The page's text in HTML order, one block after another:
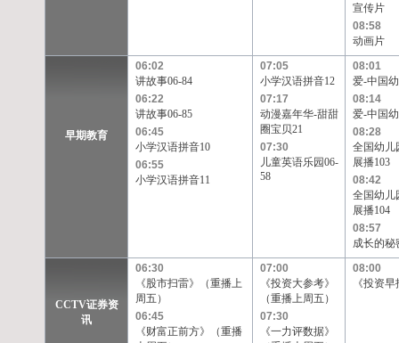
宣传片
08:58
动画片
早期教育
06:02
讲故事06-84
06:22
讲故事06-85
06:45
小学汉语拼音10
06:55
小学汉语拼音11
07:05
小学汉语拼音12
07:17
动漫嘉年华-甜甜
圈宝贝21
07:30
儿童英语乐园06-
58
08:01
爱-中国
08:14
爱-中国
08:28
全国幼儿
展播103
08:42
全国幼儿
展播104
08:57
成长的秘
CCTV证券资
讯
06:30
《股市扫雷》（重播上
周五）
06:45
《财富正前方》（重播
07:00
《投资大参考》
（重播上周五）
07:30
《一力评数据》
08:00
《投资